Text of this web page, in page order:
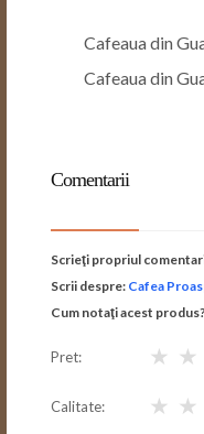
Cafeaua din
Cafeaua din
Comentarii
Scrieţi propriul
Scrii despre: Cafea
Cum notaţi acest produs?
Pret ★ ★
Calitate ★ ★